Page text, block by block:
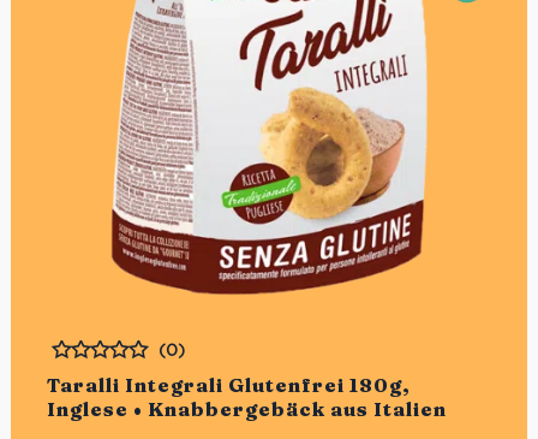
Taralli Integrali Glutenfrei 180g,
Inglese • Knabbergebäck aus Italien
Bewertet
(0)